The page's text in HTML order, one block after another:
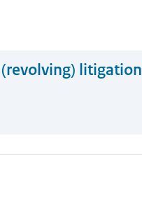
(revolving) litigation